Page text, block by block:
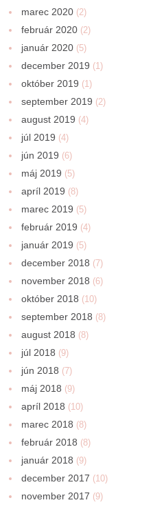
marec 2020 (2)
február 2020 (2)
január 2020 (5)
december 2019 (1)
október 2019 (1)
september 2019 (2)
august 2019 (4)
júl 2019 (4)
jún 2019 (6)
máj 2019 (5)
apríl 2019 (8)
marec 2019 (5)
február 2019 (4)
január 2019 (5)
december 2018 (7)
november 2018 (6)
október 2018 (10)
september 2018 (8)
august 2018 (8)
júl 2018 (9)
jún 2018 (7)
máj 2018 (9)
apríl 2018 (10)
marec 2018 (8)
február 2018 (8)
január 2018 (9)
december 2017 (10)
november 2017 (9)